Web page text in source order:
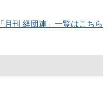
「月刊 経団連」一覧はこちら